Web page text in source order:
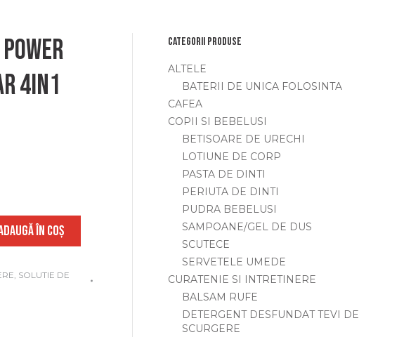
4in1
ÎN COȘ
, SOLUTIE DE
Categorii produse
ALTELE
BATERII DE UNICA FOLOSINTA
CAFEA
COPII SI BEBELUSI
BETISOARE DE URECHI
LOTIUNE DE CORP
PASTA DE DINTI
PERIUTA DE DINTI
PUDRA BEBELUSI
SAMPOANE/GEL DE DUS
SCUTECE
SERVETELE UMEDE
CURATENIE SI INTRETINERE
BALSAM RUFE
DETERGENT DESFUNDAT TEVI DE
SCURGERE